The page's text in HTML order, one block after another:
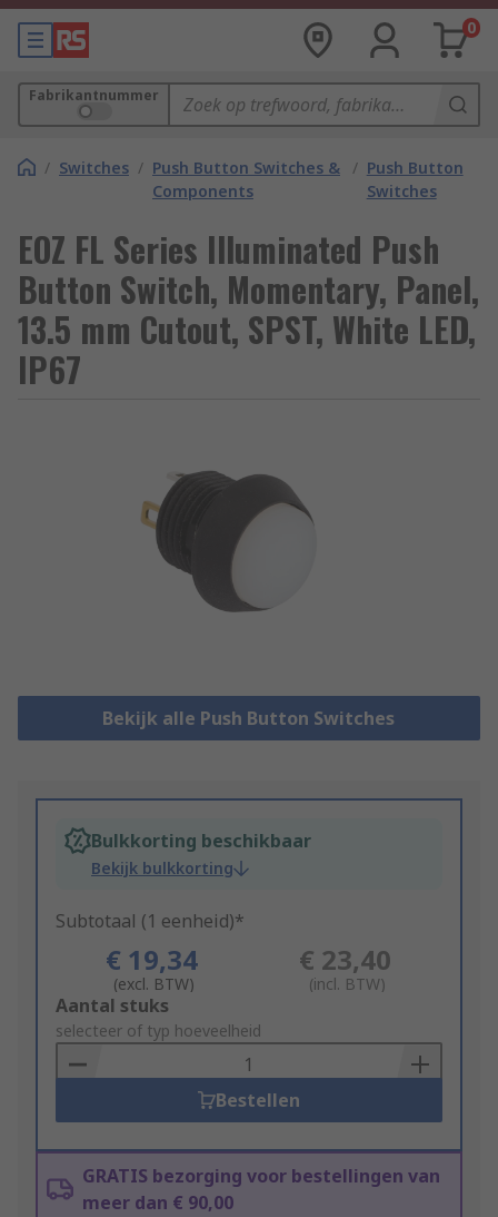
0
Fabrikantnummer
/ Switches / Push Button Switches &
Components
/ Push Button
Switches
EOZ FL Series Illuminated Push
Button Switch, Momentary, Panel,
13.5 mm Cutout, SPST, White LED,
IP67
Bekijk alle Push Button Switches
Bulkkorting beschikbaar
Bekijk bulkkorting
Subtotaal (1 eenheid)*
€ 19,34
(excl. BTW)
€ 23,40
(incl. BTW)
Add
to
Basket
Aantal stuks
selecteer of typ hoeveelheid
Bestellen
GRATIS bezorging voor bestellingen van
meer dan € 90,00